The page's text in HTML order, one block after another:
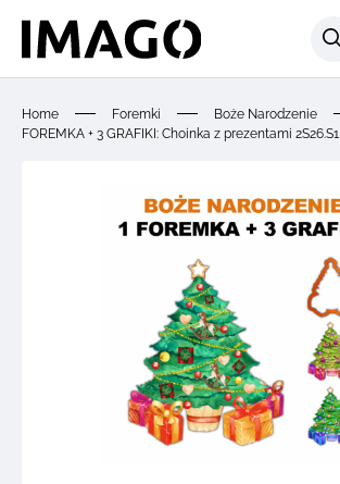
Home Foremki Boże Narodzenie
FOREMKA + 3 GRAFIKI: Choinka z prezentami 2S26.S1